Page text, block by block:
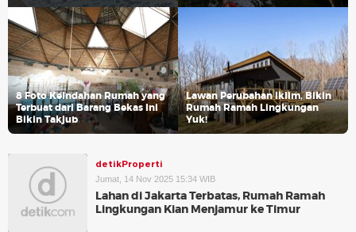
8 Foto Keindahan Rumah yang
Terbuat dari Barang Bekas Ini
Bikin Takjub
Lawan Perubahan Iklim, Bikin
Rumah Ramah Lingkungan
Yuk!
detikProperti
Jumat, 14 Nov 2025 15:34 WIB
Lahan di Jakarta Terbatas, Rumah Ramah
Lingkungan Kian Menjamur ke Timur